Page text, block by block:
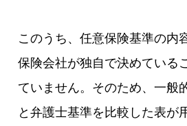
このうち、任意保険基準の内
保険会社が独自で決めている
ていません。そのため、一般
と弁護士基準を比較した表が